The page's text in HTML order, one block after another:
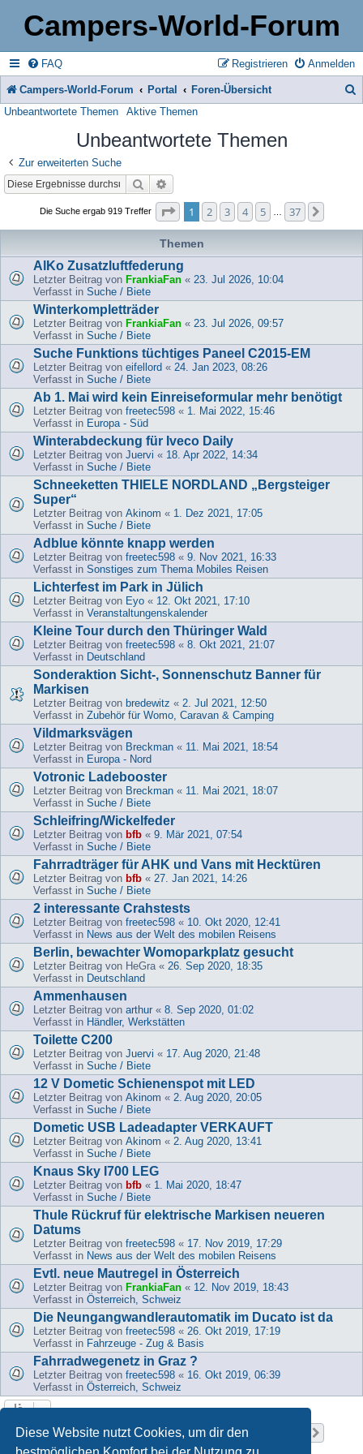
Diese Website nutzt Cookies, um dir den
Campers-World-Forum
FAQ Anmelden
Registrieren
Campers-World-Forum Portal Foren-Übersicht
Unbeantwortete Themen Aktive Themen
Unbeantwortete Themen
Zur erweiterten Suche
Suche
Die Suche ergab 919 Treffer Seite von
1 2 3 4 5 37
Themen
AlKo Zusatzluftfederung
Letzter Beitrag von FrankiaFan « 23. Jul 2026, 10:04
Verfasst in Suche / Biete
Winterkompletträder
Letzter Beitrag von FrankiaFan « 23. Jul 2026, 09:57
Verfasst in Suche / Biete
Suche Funktions tüchtiges Paneel C2015-EM
Letzter Beitrag von eifellord « 24. Jan 2023, 08:26
Verfasst in Suche / Biete
Ab 1. Mai wird kein Einreiseformular mehr benötigt
Letzter Beitrag von freetec598 « 1. Mai 2022, 15:46
Verfasst in Europa - Süd
Winterabdeckung für Iveco Daily
Letzter Beitrag von Juervi « 18. Apr 2022, 14:34
Verfasst in Suche / Biete
Schneeketten THIELE NORDLAND „Bergsteiger
Super“
Letzter Beitrag von Akinom « 1. Dez 2021, 17:05
Verfasst in Suche / Biete
Adblue könnte knapp werden
Letzter Beitrag von freetec598 « 9. Nov 2021, 16:33
Verfasst in Sonstiges zum Thema Mobiles Reisen
Lichterfest im Park in Jülich
Letzter Beitrag von Eyo « 12. Okt 2021, 17:10
Verfasst in Veranstaltungenskalender
Kleine Tour durch den Thüringer Wald
Letzter Beitrag von freetec598 « 8. Okt 2021, 21:07
Verfasst in Deutschland
Sonderaktion Sicht-, Sonnenschutz Banner für
Markisen
Letzter Beitrag von bredewitz « 2. Jul 2021, 12:50
Verfasst in Zubehör für Womo, Caravan & Camping
Vildmarksvägen
Letzter Beitrag von Breckman « 11. Mai 2021, 18:54
Verfasst in Europa - Nord
Votronic Ladebooster
Letzter Beitrag von Breckman « 11. Mai 2021, 18:07
Verfasst in Suche / Biete
Schleifring/Wickelfeder
Letzter Beitrag von bfb « 9. Mär 2021, 07:54
Verfasst in Suche / Biete
Fahrradträger für AHK und Vans mit Hecktüren
Letzter Beitrag von bfb « 27. Jan 2021, 14:26
Verfasst in Suche / Biete
2 interessante Crahstests
Letzter Beitrag von freetec598 « 10. Okt 2020, 12:41
Verfasst in News aus der Welt des mobilen Reisens
Berlin, bewachter Womoparkplatz gesucht
Letzter Beitrag von HeGra« 26. Sep 2020, 18:35
Verfasst in Deutschland
Ammenhausen
Letzter Beitrag von arthur « 8. Sep 2020, 01:02
Verfasst in Händler, Werkstätten
Toilette C200
Letzter Beitrag von Juervi « 17. Aug 2020, 21:48
Verfasst in Suche / Biete
12 V Dometic Schienenspot mit LED
Letzter Beitrag von Akinom « 2. Aug 2020, 20:05
Verfasst in Suche / Biete
Dometic USB Ladeadapter VERKAUFT
Letzter Beitrag von Akinom « 2. Aug 2020, 13:41
Verfasst in Suche / Biete
Knaus Sky I700 LEG
Letzter Beitrag von bfb « 1. Mai 2020, 18:47
Verfasst in Suche / Biete
Thule Rückruf für elektrische Markisen neueren
Datums
Letzter Beitrag von freetec598 « 17. Nov 2019, 17:29
Verfasst in News aus der Welt des mobilen Reisens
Evtl. neue Mautregel in Österreich
Letzter Beitrag von FrankiaFan « 12. Nov 2019, 18:43
Verfasst in Österreich, Schweiz
Die Neungangwandlerautomatik im Ducato ist da
Letzter Beitrag von freetec598 « 26. Okt 2019, 17:19
Verfasst in Fahrzeuge - Zug & Basis
Fahrradwegenetz in Graz ?
Letzter Beitrag von freetec598 « 16. Okt 2019, 06:39
Verfasst in Österreich, Schweiz
Die Suche ergab 919 Treffer Seite1 von37
1 2 3 4